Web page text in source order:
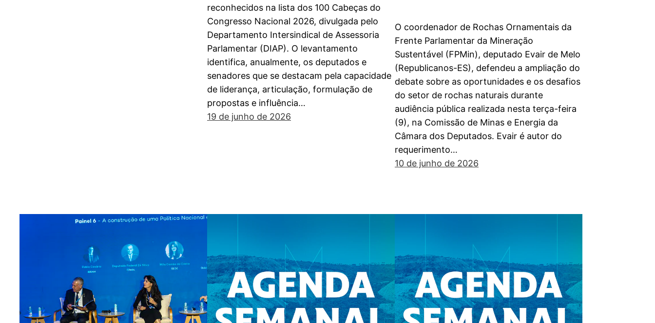
reconhecidos na lista dos 100 Cabeças do
Congresso Nacional 2026, divulgada pelo
Departamento Intersindical de Assessoria
Parlamentar (DIAP). O levantamento
identifica, anualmente, os deputados e
senadores que se destacam pela capacidade
de liderança, articulação, formulação de
propostas e influência…
19 de junho de 2026
O coordenador de Rochas Ornamentais da
Frente Parlamentar da Mineração
Sustentável (FPMin), deputado Evair de Melo
(Republicanos-ES), defendeu a ampliação do
debate sobre as oportunidades e os desafios
do setor de rochas naturais durante
audiência pública realizada nesta terça-feira
(9), na Comissão de Minas e Energia da
Câmara dos Deputados. Evair é autor do
requerimento…
10 de junho de 2026